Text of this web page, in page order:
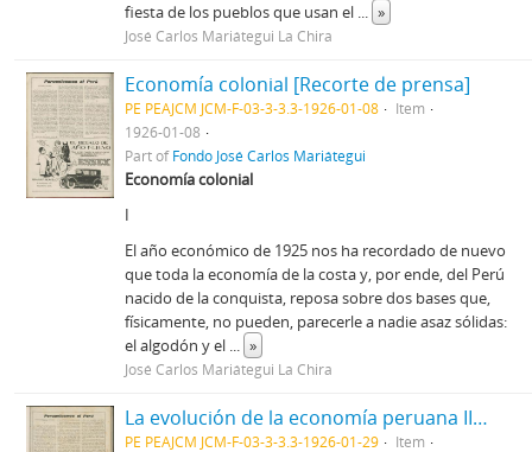
fiesta de los pueblos que usan el ... »
José Carlos Mariátegui La Chira
Economía colonial [Recorte de prensa]
PE PEAJCM JCM-F-03-3-3.3-1926-01-08
Item
1926-01-08
Part ofFondo José Carlos Mariátegui
Economía colonial
I
El año económico de 1925 nos ha recordado de nuevo
que toda la economía de la costa y, por ende, del Perú
nacido de la conquista, reposa sobre dos bases que,
físicamente, no pueden, parecerle a nadie asaz sólidas:
el algodón y el ... »
José Carlos Mariátegui La Chira
La evolución de la economía peruana III [Recorte de prensa]
PE PEAJCM JCM-F-03-3-3.3-1926-01-29
Item